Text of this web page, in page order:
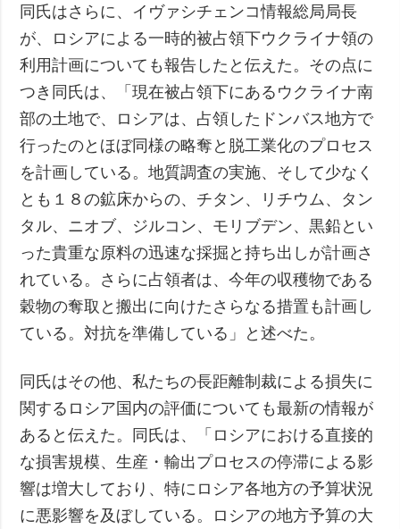
同氏はさらに、イヴァシチェンコ情報総局局長
が、ロシアによる一時的被占領下ウクライナ領の
利用計画についても報告したと伝えた。その点に
つき同氏は、「現在被占領下にあるウクライナ南
部の土地で、ロシアは、占領したドンバス地方で
行ったのとほぼ同様の略奪と脱工業化のプロセス
を計画している。地質調査の実施、そして少なく
とも１８の鉱床からの、チタン、リチウム、タン
タル、ニオブ、ジルコン、モリブデン、黒鉛とい
った貴重な原料の迅速な採掘と持ち出しが計画さ
れている。さらに占領者は、今年の収穫物である
穀物の奪取と搬出に向けたさらなる措置も計画し
ている。対抗を準備している」と述べた。
同氏はその他、私たちの長距離制裁による損失に
関するロシア国内の評価についても最新の情報が
あると伝えた。同氏は、「ロシアにおける直接的
な損害規模、生産・輸出プロセスの停滞による影
響は増大しており、特にロシア各地方の予算状況
に悪影響を及ぼしている。ロシアの地方予算の大